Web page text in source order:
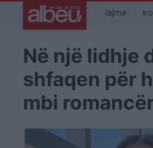
lajme
Në një lidhje
shfaqen për
mbi